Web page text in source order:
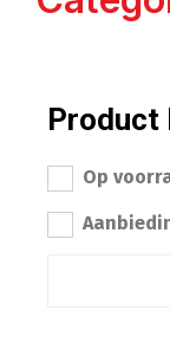
Product
Op